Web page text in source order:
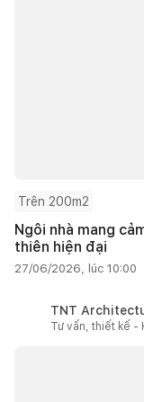
Trên 200m2
Ngôi nhà mang
thiên hiện đại
27/06/2026, lúc 10:00
TNT
Tư vấn, thiết kế -